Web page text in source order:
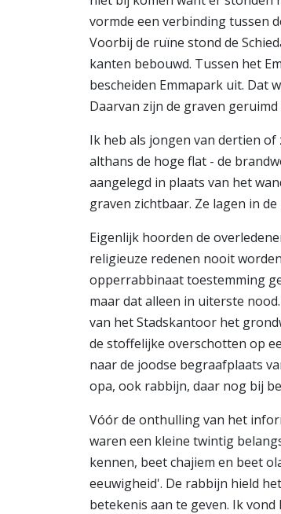
vormde een verbinding tussen
Voorbij de ruïne stond de
kanten bebouwd. Tussen het
bescheiden Emmapark uit. Dat
Daarvan zijn de graven
Ik heb als jongen van dertien
althans de hoge flat - de
aangelegd in plaats van het
graven zichtbaar. Ze lagen in
Eigenlijk hoorden de
religieuze redenen nooit
opperrabbinaat toestemming
maar dat alleen in uiterste
van het Stadskantoor het
de stoffelijke overschotten op
naar de joodse begraafplaats
opa, ook rabbijn, daar nog bij
Vóór de onthulling van het
waren een kleine twintig
kennen, beet chajiem en beet
eeuwigheid'. De rabbijn hield
betekenis aan te geven. Ik